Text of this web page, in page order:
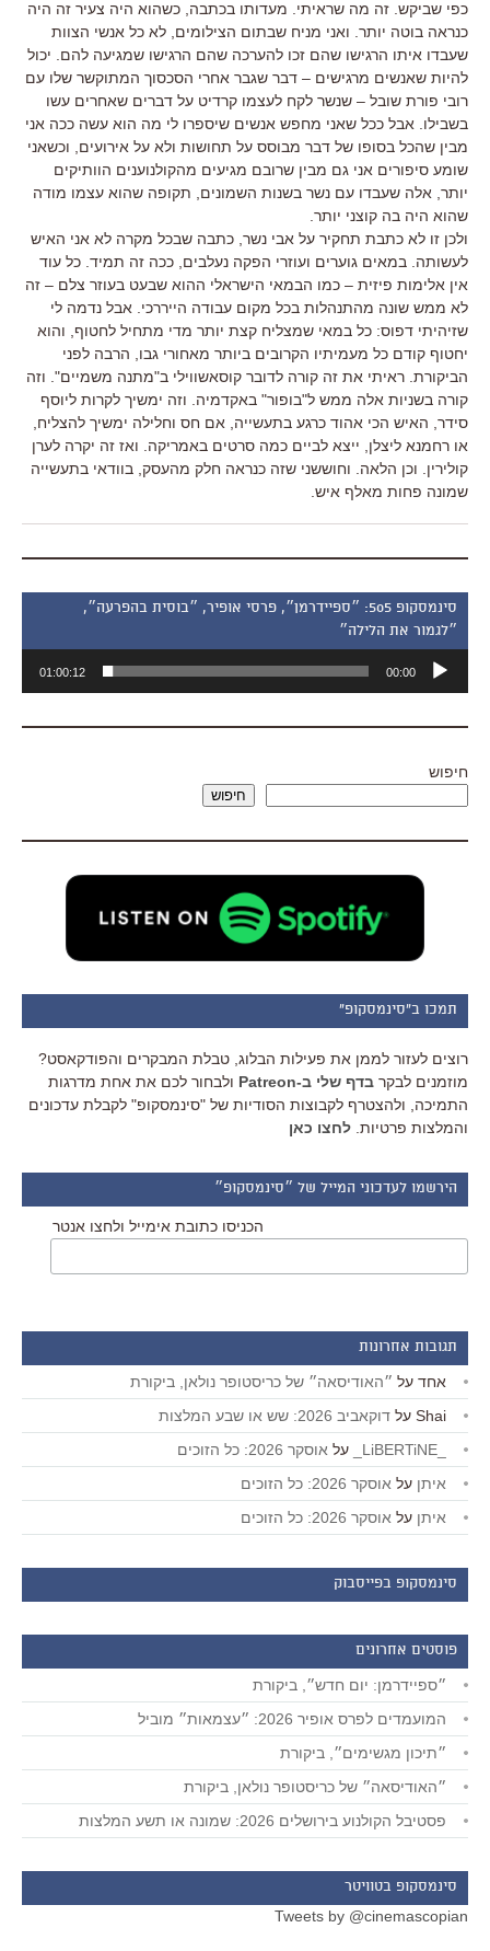
כפי שביקש. זה מה שראיתי. מעדותו בכתבה, כשהוא היה צעיר זה היה
כנראה בוטה יותר. ואני מניח שבתום הצילומים, לא כל אנשי הצוות
שעבדו איתו הרגישו שהם זכו להערכה שהם הרגישו שמגיעה להם. יכול
להיות שאנשים מרגישים – דבר שגבר אחרי הסכסוך המתוקשר שלו עם
רובי פורת שובל – שנשר לקח לעצמו קרדיט על דברים שאחרים עשו
בשבילו. אבל ככל שאני מחפש אנשים שיספרו לי מה הוא עשה ככה אני
מבין שהכל בסופו של דבר מבוסס על תחושות ולא על אירועים, וכשאני
שומע סיפורים אני גם מבין שרובם מגיעים מהקולנוענים הוותיקים
יותר, אלה שעבדו עם נשר בשנות השמונים, תקופה שהוא עצמו מודה
שהוא היה בה קוצני יותר.
ולכן זו לא כתבת תחקיר על אבי נשר, כתבה שבכל מקרה לא אני האיש
לעשותה. במאים גוערים ועוזרי הפקה נעלבים, ככה זה תמיד. כל עוד
אין אלימות פיזית – כמו הבמאי הישראלי ההוא שבעט בעוזר צלם – זה
לא ממש שונה מהתנהלות בכל מקום עבודה הייררכי. אבל נדמה לי
שזיהיתי דפוס: כל במאי שמצליח קצת יותר מדי מתחיל לחטוף, והוא
יחטוף קודם כל מעמיתיו הקרובים ביותר מאחורי גבו, הרבה לפני
הביקורת. ראיתי את זה קורה לדובר קוסאשווילי ב"מתנה משמיים". וזה
קורה בשניות אלה ממש ל"בופור" באקדמיה. וזה ימשיך לקרות ליוסף
סידר, האיש הכי אהוד כרגע בתעשייה, אם חס וחלילה ימשיך להצליח,
או רחמנא ליצלן, ייצא לביים כמה סרטים באמריקה. ואז זה יקרה לערן
קולירין. וכן הלאה. וחוששני שזה כנראה חלק מהעסק, בוודאי בתעשייה
שמונה פחות מאלף איש.
סינמסקופ 505: ״ספיידרמן״, פרסי אופיר, ״בוסית בהפרעה״,
״לגמור את הלילה״
אודיו
00:00
01:00:12
חיפוש
חיפוש
תמכו ב"סינמסקופ"
רוצים לעזור לממן את פעילות הבלוג, טבלת המבקרים והפודקאסט?
מוזמנים לבקר בדף שלי ב-Patreon
ולבחור לכם את אחת מדרגות
התמיכה, ולהצטרף לקבוצות הסודיות של "סינמסקופ" לקבלת עדכונים
והמלצות פרטיות. לחצו כאן
הירשמו לעדכוני המייל של ״סינמסקופ״
הכניסו כתובת אימייל ולחצו אנטר
תגובות אחרונות
אחד על ״האודיסאה״ של כריסטופר נולאן, ביקורת
Shai על דוקאביב 2026: שש או שבע המלצות
על אוסקר 2026: כל הזוכים
איתן על אוסקר 2026: כל הזוכים
איתן על אוסקר 2026: כל הזוכים
סינמסקופ בפייסבוק
פוסטים אחרונים
״ספיידרמן: יום חדש״, ביקורת
המועמדים לפרס אופיר 2026: ״עצמאות״ מוביל
״תיכון מגשימים״, ביקורת
״האודיסאה״ של כריסטופר נולאן, ביקורת
פסטיבל הקולנוע בירושלים 2026: שמונה או תשע המלצות
סינמסקופ בטוויטר
Tweets by @cinemascopian